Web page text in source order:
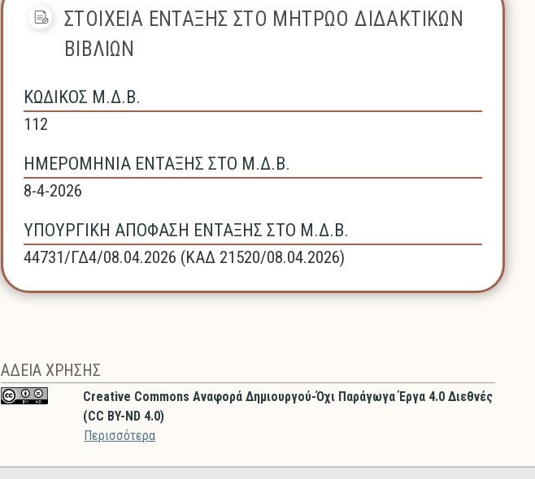
ΣΤΟΙΧΕΙΑ ΕΝΤΑΞΗΣ ΣΤΟ ΜΗΤΡΩΟ ΔΙΔΑΚΤΙΚΩΝ
ΒΙΒΛΙΩΝ
ΚΩΔΙΚΟΣ Μ.Δ.Β.
112
ΗΜΕΡΟΜΗΝΙΑ ΕΝΤΑΞΗΣ ΣΤΟ Μ.Δ.Β.
8-4-2026
ΥΠΟΥΡΓΙΚΗ ΑΠΟΦΑΣΗ ΕΝΤΑΞΗΣ ΣΤΟ Μ.Δ.Β.
44731/ΓΔ4/08.04.2026 (ΚΑΔ 21520/08.04.2026)
ΑΔΕΙΑ ΧΡΗΣΗΣ
Creative Commons Αναφορά Δημιουργού-Όχι Παράγωγα Έργα 4.0 Διεθνές
(CC BY-ND 4.0)
Περισσότερα